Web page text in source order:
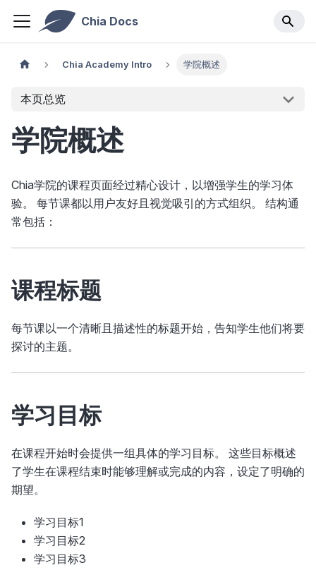
Chia Docs
Chia Academy Intro 学院概述
本页总览
学院概述
Chia学院的课程页面经过精心设计，以增强学生的学习体
验。 每节课都以用户友好且视觉吸引的方式组织。 结构通
常包括：
课程标题
每节课以一个清晰且描述性的标题开始，告知学生他们将要
探讨的主题。
学习目标
在课程开始时会提供一组具体的学习目标。 这些目标概述
了学生在课程结束时能够理解或完成的内容，设定了明确的
期望。
学习目标1
学习目标2
学习目标3